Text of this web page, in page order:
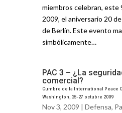
miembros celebran, este
2009, el aniversario 20
de Berlín. Este evento
simbólicamente…
PAC 3 – ¿La
comercial?
Cumbre de la International Peace
Washington, 25-27 octubre 2009
Nov 3, 2009 | Defensa,